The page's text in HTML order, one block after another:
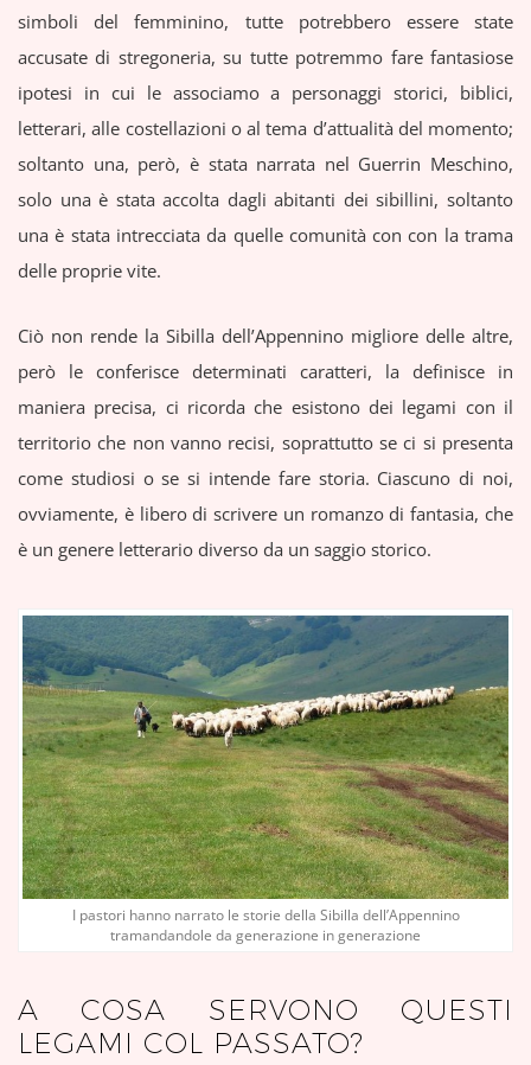
simboli del femminino, tutte potrebbero essere state
accusate di stregoneria, su tutte potremmo fare fantasiose
ipotesi in cui le associamo a personaggi storici, biblici,
letterari, alle costellazioni o al tema d’attualità del momento;
soltanto una, però, è stata narrata nel Guerrin Meschino,
solo una è stata accolta dagli abitanti dei sibillini, soltanto
una è stata intrecciata da quelle comunità con con la trama
delle proprie vite.
Ciò non rende la Sibilla dell’Appennino migliore delle altre,
però le conferisce determinati caratteri, la definisce in
maniera precisa, ci ricorda che esistono dei legami con il
territorio che non vanno recisi, soprattutto se ci si presenta
come studiosi o se si intende fare storia. Ciascuno di noi,
ovviamente, è libero di scrivere un romanzo di fantasia, che
è un genere letterario diverso da un saggio storico.
I pastori hanno narrato le storie della Sibilla dell’Appennino
tramandandole da generazione in generazione
A COSA SERVONO QUESTI
LEGAMI COL PASSATO?